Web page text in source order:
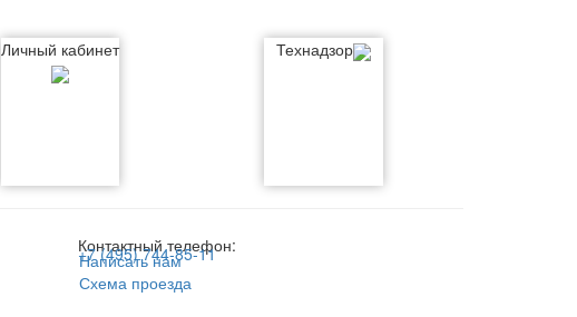
Личный кабинет Технадзор
Контактный телефон:
+7 (495) 744-85-11
Написать нам
Схема проезда